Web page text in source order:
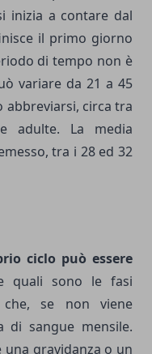
inizia a contare dal
il primo giorno
di tempo non è
variare da 21 a 45
abbreviarsi, circa tra
adulte. La media
tra i 28 ed 32
ciclo può essere
quali sono le fasi
se non viene
di sangue mensile.
una gravidanza o un